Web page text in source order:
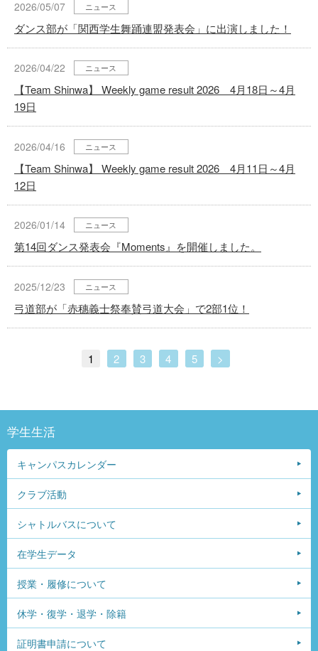
2026/05/07 ニュース
ダンス部が「関西学生舞踊連盟発表会」に出演しました！
2026/04/22 ニュース
【Team Shinwa】 Weekly game result 2026 4月18日～4月
19日
2026/04/16 ニュース
【Team Shinwa】 Weekly game result 2026 4月11日～4月
12日
2026/01/14 ニュース
第14回ダンス発表会『Moments』を開催しました。
2025/12/23 ニュース
弓道部が「赤穗義士祭奉賛弓道大会」で2部1位！
1 2 3 4 5 >
学生生活
キャンパスカレンダー
クラブ活動
シャトルバスについて
在学生データ
授業・履修について
休学・復学・退学・除籍
証明書申請について